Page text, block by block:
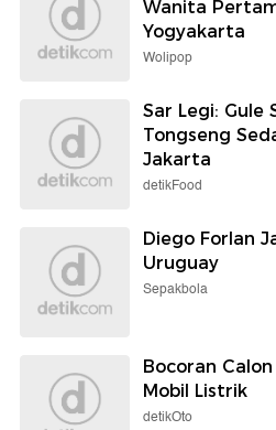
Wanita
Yogyakarta
Wolipop
Sar Legi: Gule
Tongseng
Jakarta
detikFood
Diego Forlan
Uruguay
Sepakbola
Bocoran
Mobil Listrik
detikOto